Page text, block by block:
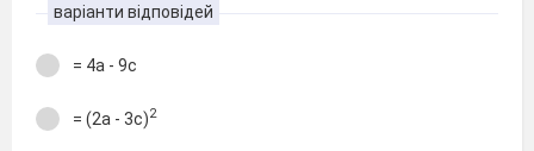
варіанти відповідей
= 4а - 9с
= (2а - 3с)2